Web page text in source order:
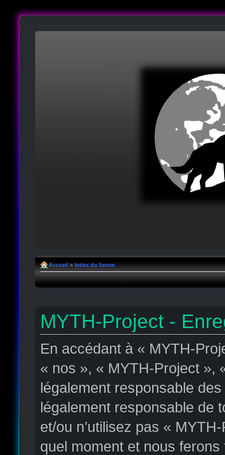
Accueil » Index du forum
MYTH-Project -
En accédant à « MYTH-
« nos », « MYTH-Project »,
légalement responsable
légalement responsable de
et/ou n’utilisez pas «
quel moment et nous